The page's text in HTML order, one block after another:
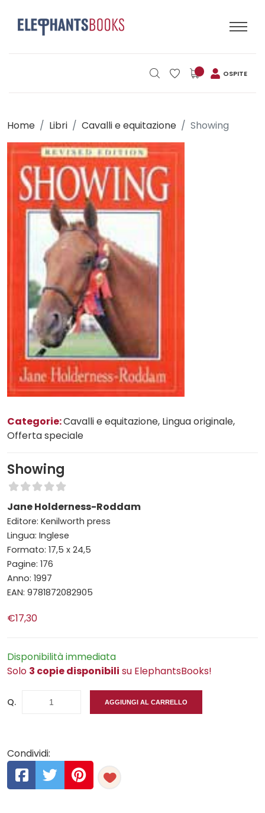
OSPITE
Home Libri Cavalli e equitazione Showing
Categorie:Cavalli e equitazione, Lingua originale,
Offerta speciale
Showing
Jane Holderness-Roddam
Editore: Kenilworth press
Lingua: Inglese
Formato: 17,5 x 24,5
Pagine: 176
Anno: 1997
EAN: 9781872082905
€17,30
Disponibilità immediata
Solo 3 copie disponibili su ElephantsBooks!
Q. AGGIUNGI AL CARRELLO
Condividi: